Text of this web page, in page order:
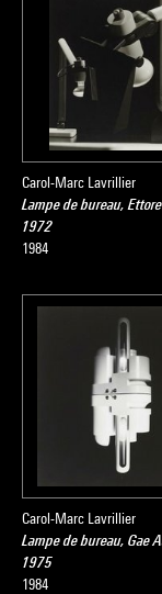
Carol-Marc Lavrillier
Lampe de bureau,
1972
1984
Carol-Marc Lavrillier
Lampe de bureau, Gae
1975
1984